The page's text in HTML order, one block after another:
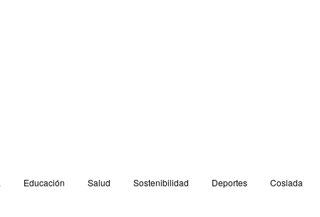
Educación Salud Sostenibilidad Deportes Coslada